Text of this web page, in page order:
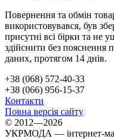
Повернення та обмін
використовувався, був
присутні всі бірки та не
здійснити без пояснення
даних, протягом 14 днів.
+38 (068) 572-40-33
+38 (066) 956-15-37
Контакти
Повна версія сайту
© 2012—2026
УКРМОДА — інтернет-